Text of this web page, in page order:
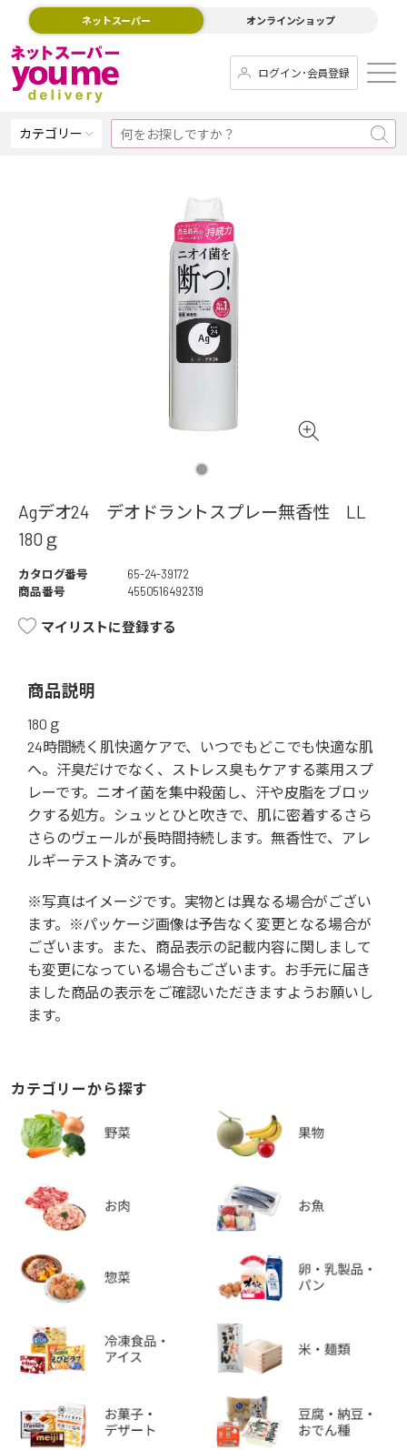
ネットスーパー オンラインショップ
ログイン･会員登録
カテゴリー
Agデオ24 デオドラントスプレー無香性 LL
180ｇ
カタログ番号
65-24-39172
商品番号
4550516492319
マイリストに登録する
商品説明
180ｇ
24時間続く肌快適ケアで、いつでもどこでも快適な肌
へ。汗臭だけでなく、ストレス臭もケアする薬用スプ
レーです。ニオイ菌を集中殺菌し、汗や皮脂をブロッ
クする処方。シュッとひと吹きで、肌に密着するさら
さらのヴェールが長時間持続します。無香性で、アレ
ルギーテスト済みです。
※写真はイメージです。実物とは異なる場合がござい
ます。※パッケージ画像は予告なく変更となる場合が
ございます。また、商品表示の記載内容に関しまして
も変更になっている場合もございます。お手元に届き
ました商品の表示をご確認いただきますようお願いし
ます。
カテゴリーから探す